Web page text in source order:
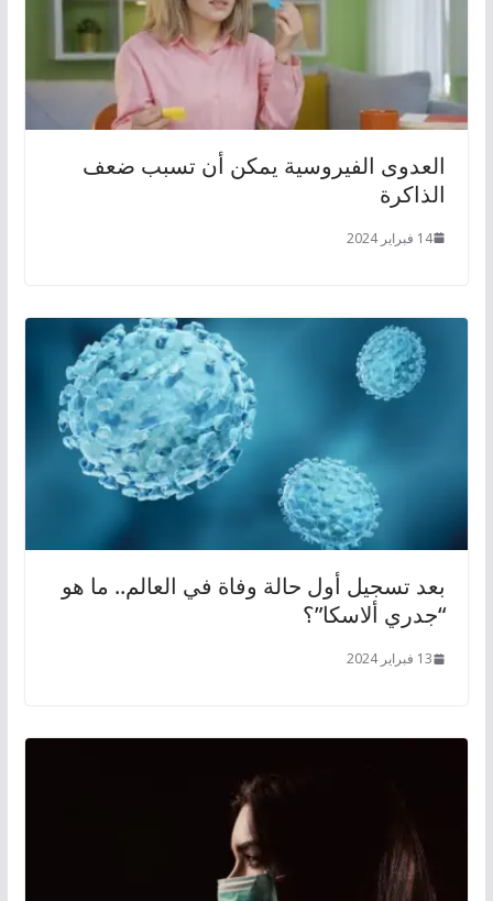
العدوى الفيروسية يمكن أن تسبب ضعف
الذاكرة
14 فبراير 2024
بعد تسجيل أول حالة وفاة في العالم.. ما هو
“جدري ألاسكا”؟
13 فبراير 2024